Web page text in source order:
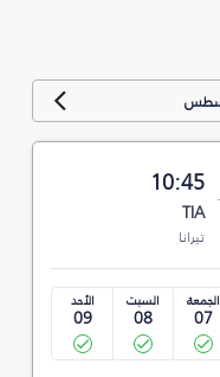
10:45
TIA
تيرانا
الجمعة
07
السبت
08
الأحد
09